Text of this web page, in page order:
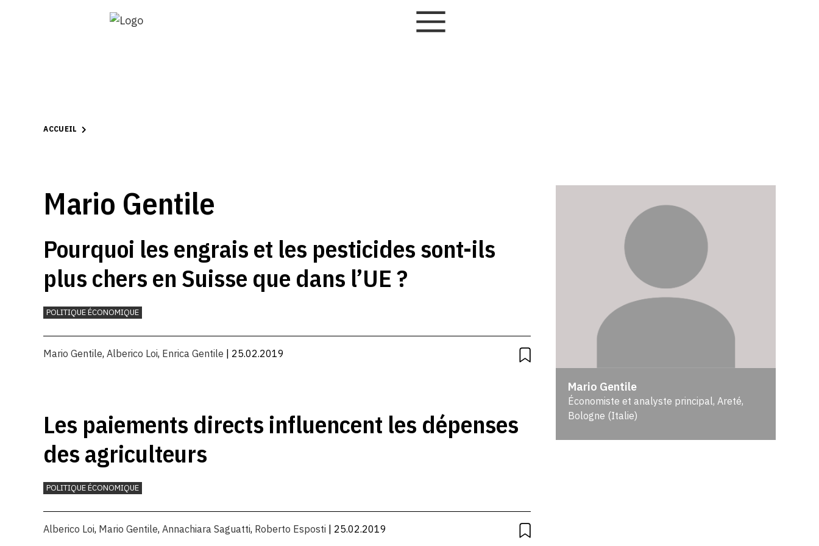
ACCUEIL
Mario Gentile
Pourquoi les engrais et les pesticides sont-ils
plus chers en Suisse que dans l’UE ?
POLITIQUE ÉCONOMIQUE
Mario Gentile,Alberico Loi, Enrica Gentile | 25.02.2019
Les paiements directs influencent les dépenses
des agriculteurs
POLITIQUE ÉCONOMIQUE
Alberico Loi, Mario Gentile,Annachiara Saguatti, Roberto Esposti | 25.02.2019
Mario Gentile
Économiste et analyste principal, Areté,
Bologne (Italie)